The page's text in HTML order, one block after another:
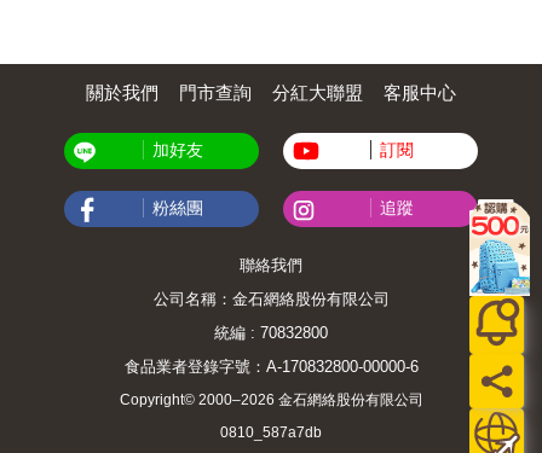
關於我們 門市查詢 分紅大聯盟 客服中心
加好友 訂閱
粉絲團 追蹤
聯絡我們
公司名稱：金石網絡股份有限公司
統編 : 70832800
食品業者登錄字號：A-170832800-00000-6
Copyright© 2000–2026 金石網絡股份有限公司
0810_587a7db